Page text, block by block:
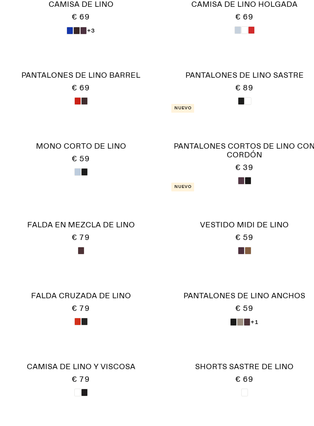
CAMISA DE LINO
€ 69
+3
CAMISA DE LINO HOLGADA
€ 69
PANTALONES DE LINO BARREL
€ 69
PANTALONES DE LINO SASTRE
€ 89
MONO CORTO DE LINO
€ 59
Nuevo
PANTALONES CORTOS DE LINO CON
CORDÓN
€ 39
FALDA EN MEZCLA DE LINO
€ 79
Nuevo
VESTIDO MIDI DE LINO
€ 59
FALDA CRUZADA DE LINO
€ 79
PANTALONES DE LINO ANCHOS
€ 59
+1
CAMISA DE LINO Y VISCOSA
€ 79
SHORTS SASTRE DE LINO
€ 69